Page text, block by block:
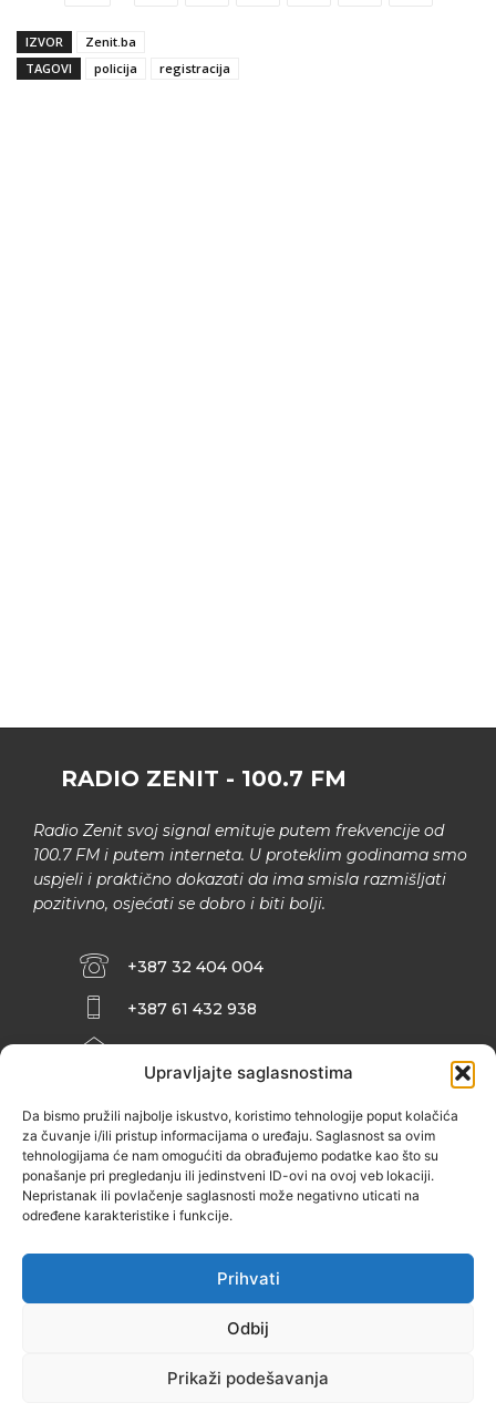
Upravljajte saglasnostima
Da bismo pružili najbolje iskustvo, koristimo tehnologije poput kolačića
za čuvanje i/ili pristup informacijama o uređaju. Saglasnost sa ovim
tehnologijama će nam omogućiti da obrađujemo podatke kao što su
ponašanje pri pregledanju ili jedinstveni ID-ovi na ovoj veb lokaciji.
Nepristanak ili povlačenje saglasnosti može negativno uticati na
određene karakteristike i funkcije.
Prihvati
Odbij
Prikaži podešavanja
IZVOR
Zenit.ba
TAGOVI
policija registracija
RADIO ZENIT - 100.7 FM
Radio Zenit svoj signal emituje putem frekvencije od
100.7 FM i putem interneta. U proteklim godinama smo
uspjeli i praktično dokazati da ima smisla razmišljati
pozitivno, osjećati se dobro i biti bolji.
+387 32 404 004
+387 61 432 938
INFO@ZENIT.BA
ZENIČANKA, 3. SPRAT), 72000 ZENICA